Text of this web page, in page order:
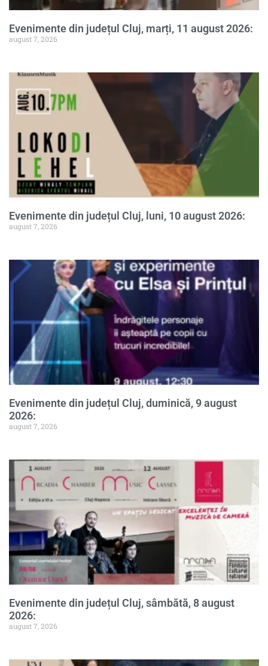
Evenimente din județul Cluj, marți, 11 august 2026:
august 7, 2026
Evenimente din județul Cluj, luni, 10 august 2026:
august 7, 2026
Evenimente din județul Cluj, duminică, 9 august
2026:
august 7, 2026
Evenimente din județul Cluj, sâmbătă, 8 august
2026:
august 7, 2026